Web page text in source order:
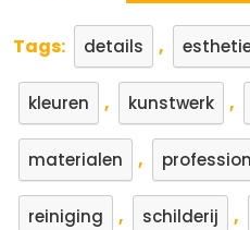
Tags: details ,
kleuren , kunstwerk ,
materialen ,
reiniging , schilderij ,